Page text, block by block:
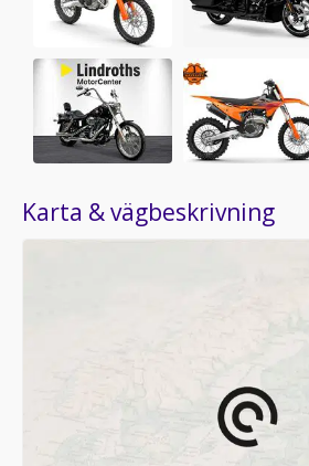
Karta & vägbeskrivning